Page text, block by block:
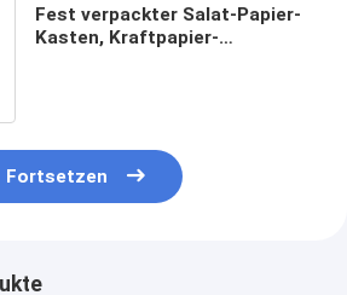
Fest verpackter Salat-Papier-
Kasten, Kraftpapier-
Fortsetzen